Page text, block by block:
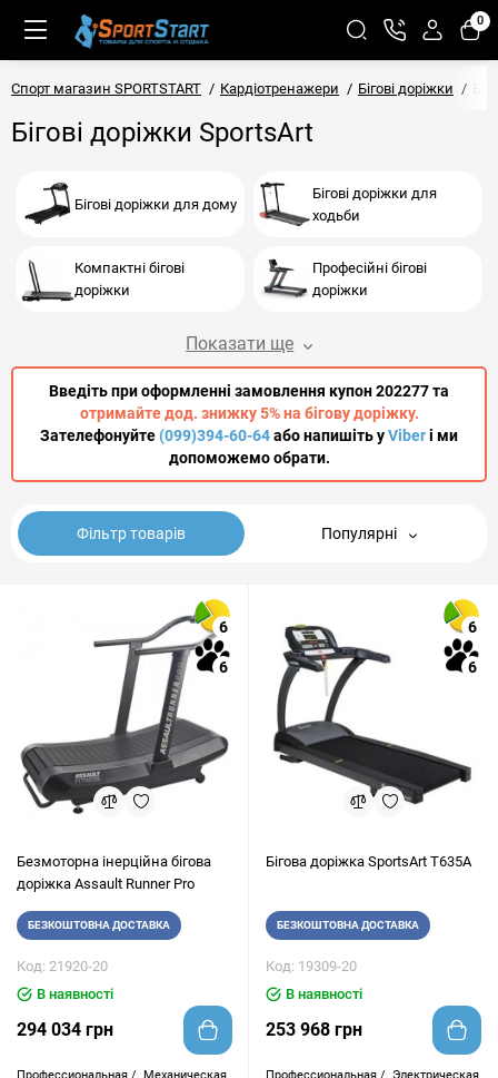
0
Спорт магазин SPORTSTART Кардіотренажери Бігові доріжки
Бігові доріжки SportsArt
Бігові доріжки для дому
Бігові доріжки для
ходьби
Компактні бігові
доріжки
Професійні бігові
доріжки
Показати ще
Введіть при оформленні замовлення купон 202277 та
отримайте дод. знижку 5% на бігову доріжку.
Зателефонуйте(099)394-60-64або напишіть уViberі ми
допоможемо обрати.
Фільтр товарів Популярні
6
6
Безмоторна інерційна бігова
доріжка Assault Runner Pro
БЕЗКОШТОВНА ДОСТАВКА
Код: 21920-20
В наявності
294 034 грн
Профессиональная / Механическая
6
6
Бігова доріжка SportsArt T635A
БЕЗКОШТОВНА ДОСТАВКА
Код: 19309-20
В наявності
253 968 грн
Профессиональная /
Электрическая